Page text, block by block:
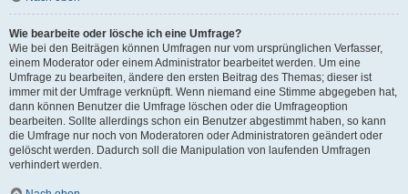
Wie bearbeite oder lösche ich eine Umfrage?
Wie bei den Beiträgen können Umfragen nur vom ursprünglichen Verfasser,
einem Moderator oder einem Administrator bearbeitet werden. Um eine
Umfrage zu bearbeiten, ändere den ersten Beitrag des Themas; dieser ist
immer mit der Umfrage verknüpft. Wenn niemand eine Stimme abgegeben hat,
dann können Benutzer die Umfrage löschen oder die Umfrageoption
bearbeiten. Sollte allerdings schon ein Benutzer abgestimmt haben, so kann
die Umfrage nur noch von Moderatoren oder Administratoren geändert oder
gelöscht werden. Dadurch soll die Manipulation von laufenden Umfragen
verhindert werden.